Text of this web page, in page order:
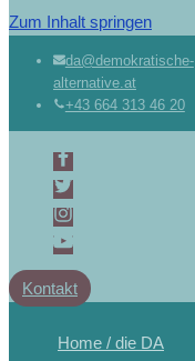
Zum Inhalt springen
da@demokratische-
alternative.at
+43 664 313 46 20
Kontakt
Home / die DA